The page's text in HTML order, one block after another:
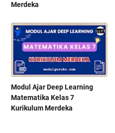
Merdeka
Modul Ajar Deep Learning
Matematika Kelas 7
Kurikulum Merdeka